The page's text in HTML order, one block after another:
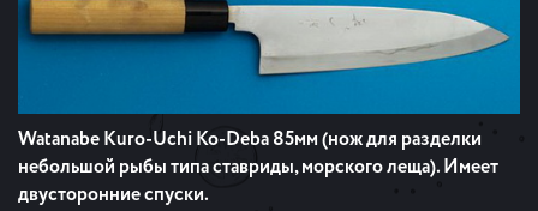
Watanabe Kuro-Uchi Ko-Deba 85мм (нож для разделки
небольшой рыбы типа ставриды, морского леща). Имеет
двусторонние спуски.